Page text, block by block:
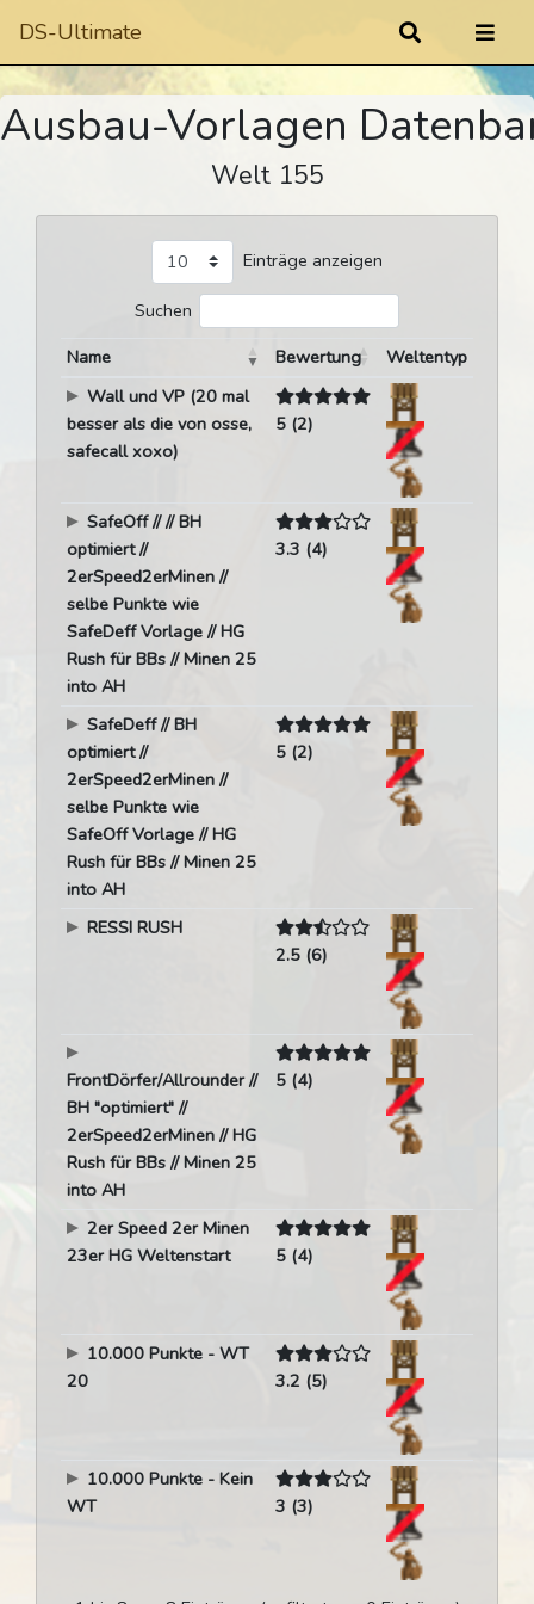
DS-Ultimate
Ausbau-Vorlagen
Welt 155
Einträge anzeigen
Suchen
Name
Bewertung
Weltentyp
Wall und VP (20 mal
besser als die von osse,
safecall xoxo)
5 (2)
SafeOff // // BH
optimiert //
2erSpeed2erMinen //
selbe Punkte wie
SafeDeff Vorlage // HG
Rush für BBs // Minen 25
into AH
3.3 (4)
SafeDeff // BH
optimiert //
2erSpeed2erMinen //
selbe Punkte wie
SafeOff Vorlage // HG
Rush für BBs // Minen 25
into AH
5 (2)
RESSI RUSH
2.5 (6)
FrontDörfer/Allrounder //
BH "optimiert" //
2erSpeed2erMinen // HG
Rush für BBs // Minen 25
into AH
5 (4)
2er Speed 2er Minen
23er HG Weltenstart
5 (4)
10.000 Punkte - WT
20
3.2 (5)
10.000 Punkte - Kein
WT
3 (3)